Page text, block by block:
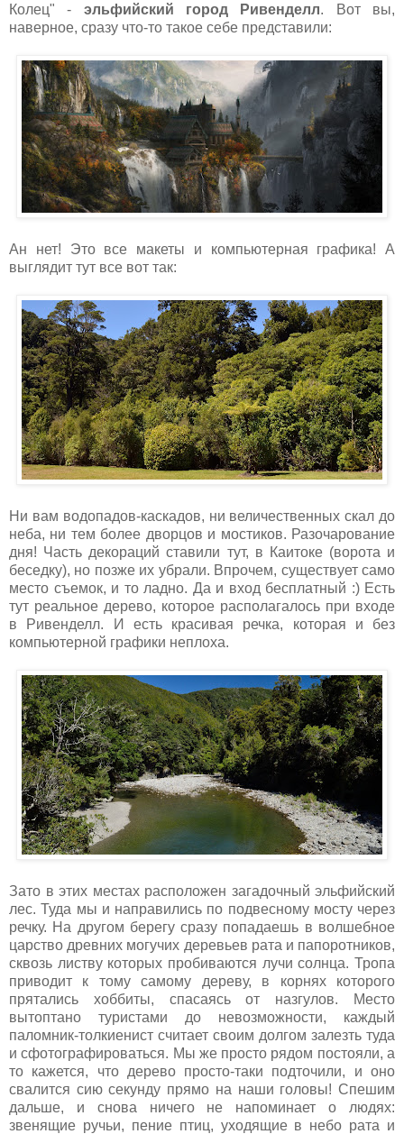
Колец" - эльфийский город Ривенделл. Вот вы,
наверное, сразу что-то такое себе представили:
Ан нет! Это все макеты и компьютерная графика! А
выглядит тут все вот так:
Ни вам водопадов-каскадов, ни величественных скал до
неба, ни тем более дворцов и мостиков. Разочарование
дня! Часть декораций ставили тут, в Каитоке (ворота и
беседку), но позже их убрали. Впрочем, существует само
место съемок, и то ладно. Да и вход бесплатный :) Есть
тут реальное дерево, которое располагалось при входе
в Ривенделл. И есть красивая речка, которая и без
компьютерной графики неплоха.
Зато в этих местах расположен загадочный эльфийский
лес. Туда мы и направились по подвесному мосту через
речку. На другом берегу сразу попадаешь в волшебное
царство древних могучих деревьев рата и папоротников,
сквозь листву которых пробиваются лучи солнца. Тропа
приводит к тому самому дереву, в корнях которого
прятались хоббиты, спасаясь от назгулов. Место
вытоптано туристами до невозможности, каждый
паломник-толкиенист считает своим долгом залезть туда
и сфотографироваться. Мы же просто рядом постояли, а
то кажется, что дерево просто-таки подточили, и оно
свалится сию секунду прямо на наши головы! Спешим
дальше, и снова ничего не напоминает о людях:
звенящие ручьи, пение птиц, уходящие в небо рата и